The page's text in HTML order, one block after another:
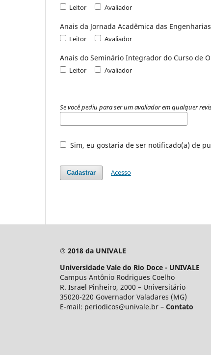
Leitor Avaliador
Anais da Jornada Acadêmica das Engenharias
Leitor Avaliador
Anais do Seminário Integrador do Curso de
Leitor Avaliador
Se você pediu para ser um avaliador em qualquer
Sim, eu gostaria de ser notificado(a) de
Cadastrar Acesso
® 2018 da UNIVALE
Universidade Vale do Rio Doce - UNIVALE
Campus Antônio Rodrigues Coelho
R. Israel Pinheiro, 2000 – Universitário
35020-220 Governador Valadares (MG)
E-mail: periodicos@univale.br – Contato